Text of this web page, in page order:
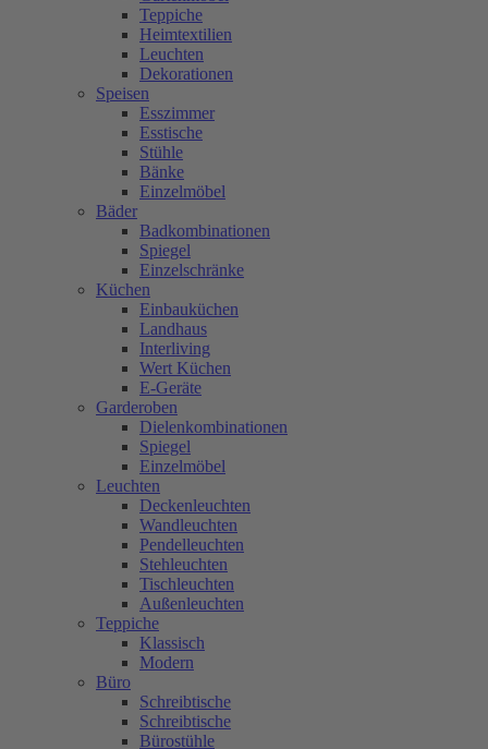
Teppiche
Heimtextilien
Leuchten
Dekorationen
Speisen
Esszimmer
Esstische
Stühle
Bänke
Einzelmöbel
Bäder
Badkombinationen
Spiegel
Einzelschränke
Küchen
Einbauküchen
Landhaus
Interliving
Wert Küchen
E-Geräte
Garderoben
Dielenkombinationen
Spiegel
Einzelmöbel
Leuchten
Deckenleuchten
Wandleuchten
Pendelleuchten
Stehleuchten
Tischleuchten
Außenleuchten
Teppiche
Klassisch
Modern
Büro
Schreibtische
Schreibtische
Bürostühle